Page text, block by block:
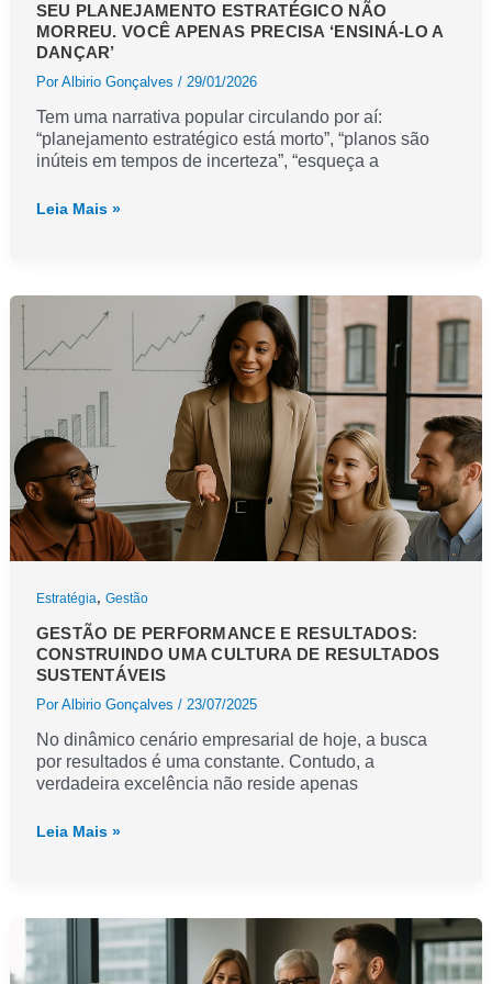
SEU PLANEJAMENTO ESTRATÉGICO NÃO
MORREU. VOCÊ APENAS PRECISA ‘ENSINÁ-LO A
DANÇAR’
PorAlbirio Gonçalves / 29/01/2026
Tem uma narrativa popular circulando por aí:
“planejamento estratégico está morto”, “planos são
inúteis em tempos de incerteza”, “esqueça a
Seu
Você
precisa
‘ensiná-
lo
Leia Mais »
Estratégia, Gestão
GESTÃO DE PERFORMANCE E RESULTADOS:
CONSTRUINDO UMA CULTURA DE RESULTADOS
SUSTENTÁVEIS
PorAlbirio Gonçalves / 23/07/2025
No dinâmico cenário empresarial de hoje, a busca
por resultados é uma constante. Contudo, a
verdadeira excelência não reside apenas
Gestão
construindo
uma
de
Leia Mais »